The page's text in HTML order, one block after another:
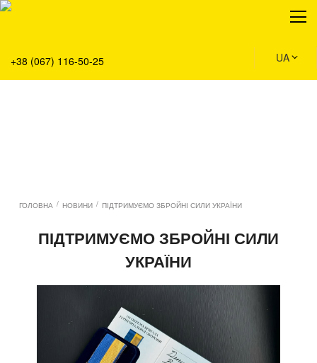
+38 (067) 116-50-25 UA
Про нас
Сервіс
Рішення
ГОЛОВНА / НОВИНИ / ПІДТРИМУЄМО ЗБРОЙНІ СИЛИ УКРАЇНИ
ПІДТРИМУЄМО ЗБРОЙНІ СИЛИ
УКРАЇНИ